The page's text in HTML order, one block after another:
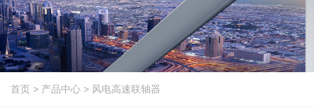
首页 > 产品中心 > 风电高速联轴器